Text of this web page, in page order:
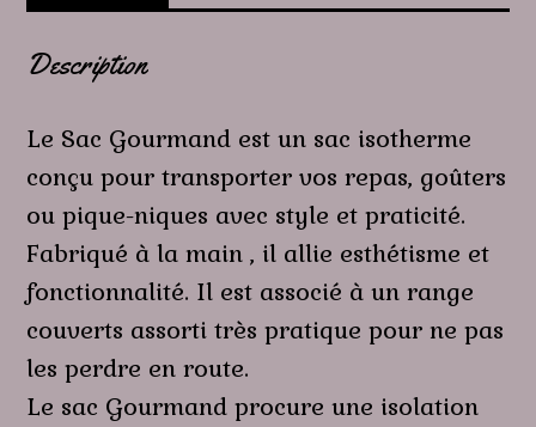
Description
Le Sac Gourmand est un sac isotherme
conçu pour transporter vos repas, goûters
ou pique-niques avec style et praticité.
Fabriqué à la main , il allie esthétisme et
fonctionnalité. Il est associé à un range
couverts assorti très pratique pour ne pas
les perdre en route.
Le sac Gourmand procure une isolation